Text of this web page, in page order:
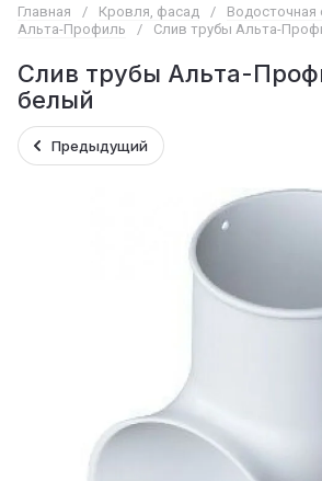
Главная / Кровля, фасад / Водосточная
Альта-Профиль
/ Слив трубы Альта-
Слив трубы Альта-
белый
Предыдущий